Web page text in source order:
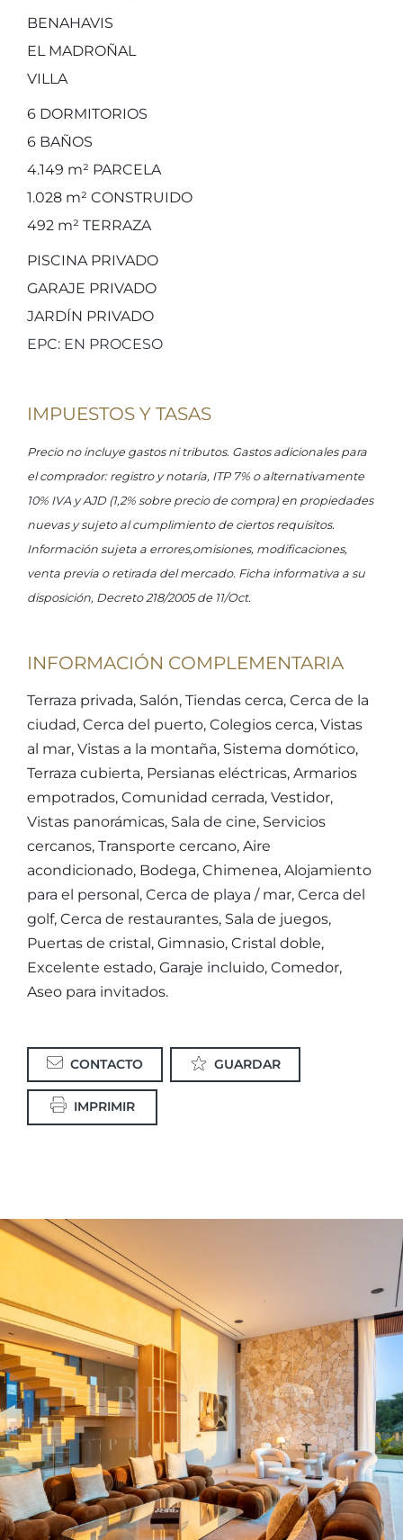
BENAHAVIS
EL MADROÑAL
VILLA
6 DORMITORIOS
6 BAÑOS
4.149 m² PARCELA
1.028 m² CONSTRUIDO
492 m² TERRAZA
PISCINA PRIVADO
GARAJE PRIVADO
JARDÍN PRIVADO
EPC: EN PROCESO
IMPUESTOS Y TASAS
Precio no incluye gastos ni tributos. Gastos adicionales para
el comprador: registro y notaría, ITP 7% o alternativamente
10% IVA y AJD (1,2% sobre precio de compra) en propiedades
nuevas y sujeto al cumplimiento de ciertos requisitos.
Información sujeta a errores,omisiones, modificaciones,
venta previa o retirada del mercado. Ficha informativa a su
disposición, Decreto 218/2005 de 11/Oct.
INFORMACIÓN COMPLEMENTARIA
Terraza privada, Salón, Tiendas cerca, Cerca de la
ciudad, Cerca del puerto, Colegios cerca, Vistas
al mar, Vistas a la montaña, Sistema domótico,
Terraza cubierta, Persianas eléctricas, Armarios
empotrados, Comunidad cerrada, Vestidor,
Vistas panorámicas, Sala de cine, Servicios
cercanos, Transporte cercano, Aire
acondicionado, Bodega, Chimenea, Alojamiento
para el personal, Cerca de playa / mar, Cerca del
golf, Cerca de restaurantes, Sala de juegos,
Puertas de cristal, Gimnasio, Cristal doble,
Excelente estado, Garaje incluido, Comedor,
Aseo para invitados.
CONTACTO GUARDAR
IMPRIMIR